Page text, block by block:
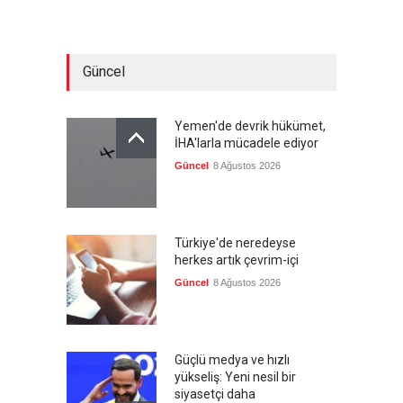
Güncel
Yemen'de devrik hükümet,
İHA'larla mücadele ediyor
Güncel 8 Ağustos 2026
Türkiye'de neredeyse
herkes artık çevrim-içi
Güncel 8 Ağustos 2026
Güçlü medya ve hızlı
yükseliş: Yeni nesil bir
siyasetçi daha